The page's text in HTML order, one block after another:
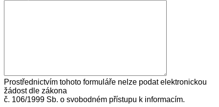
Prostřednictvím tohoto formuláře nelze podat elektronickou
žádost dle zákona
č. 106/1999 Sb. o svobodném přístupu k informacím.